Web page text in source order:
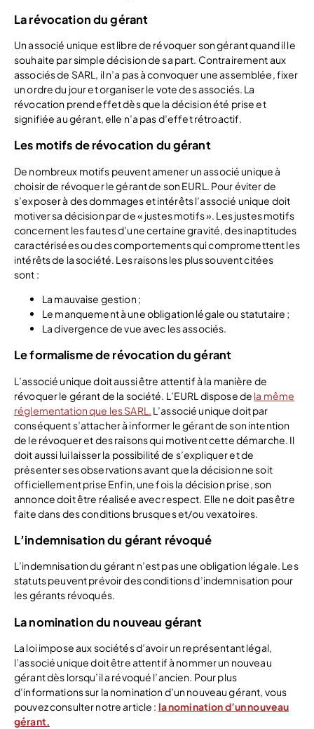
La révocation du gérant
Un associé unique est libre de révoquer son gérant quand il le
souhaite par simple décision de sa part. Contrairement aux
associés de SARL, il n’a pas à convoquer une assemblée, fixer
un ordre du jour et organiser le vote des associés. La
révocation prend effet dès que la décision été prise et
signifiée au gérant, elle n’a pas d’effet rétroactif.
Les motifs de révocation du gérant
De nombreux motifs peuvent amener un associé unique à
choisir de révoquer le gérant de son EURL. Pour éviter de
s’exposer à des dommages et intérêts l’associé unique doit
motiver sa décision par de « justes motifs ». Les justes motifs
concernent les fautes d’une certaine gravité, des inaptitudes
caractérisées ou des comportements qui compromettent les
intérêts de la société. Les raisons les plus souvent citées
sont :
La mauvaise gestion ;
Le manquement à une obligation légale ou statutaire ;
La divergence de vue avec les associés.
Le formalisme de révocation du gérant
L’associé unique doit aussi être attentif à la manière de
révoquer le gérant de la société. L’EURL dispose de la même
réglementation que les SARL.
L’associé unique doit par
conséquent s’attacher à informer le gérant de son intention
de le révoquer et des raisons qui motivent cette démarche. Il
doit aussi lui laisser la possibilité de s’expliquer et de
présenter ses observations avant que la décision ne soit
officiellement prise Enfin, une fois la décision prise, son
annonce doit être réalisée avec respect. Elle ne doit pas être
faite dans des conditions brusques et/ou vexatoires.
L’indemnisation du gérant révoqué
L’indemnisation du gérant n’est pas une obligation légale. Les
statuts peuvent prévoir des conditions d’indemnisation pour
les gérants révoqués.
La nomination du nouveau gérant
La loi impose aux sociétés d’avoir un représentant légal,
l’associé unique doit être attentif à nommer un nouveau
gérant dès lorsqu’il a révoqué l’ancien. Pour plus
d’informations sur la nomination d’un nouveau gérant, vous
pouvez consulter notre article : la nomination d’un nouveau
gérant.